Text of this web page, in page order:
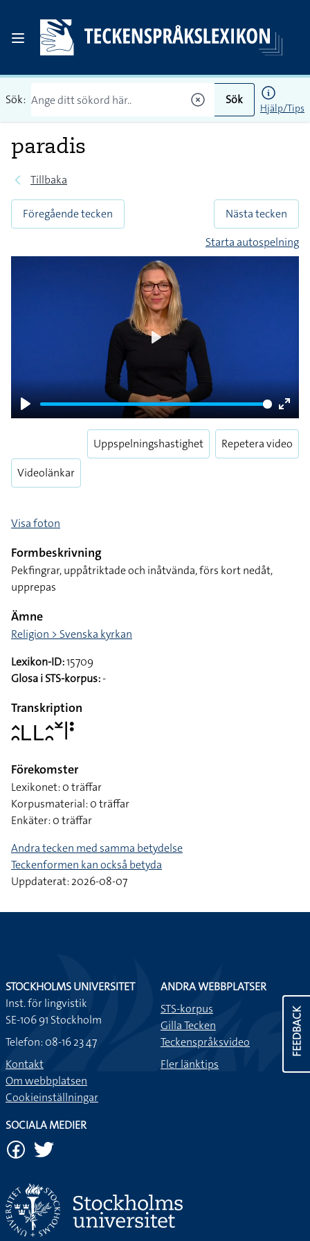
Sök: Sök
Hjälp/Tips
paradis
Tillbaka
Föregående tecken
Nästa tecken
Starta autospelning
Play
Enter
Videolänkar
Uppspelningshastighet Repetera video
Visa foton
Formbeskrivning
Pekfingrar, uppåtriktade och inåtvända, förs kort nedåt,
upprepas
Ämne
Religion > Svenska kyrkan
Lexikon-ID:15709
Glosa i STS-korpus:-
Transkription
􌤵􌥘􌥈􌥈􌤵􌥘􌥸􌥼􌥻
Förekomster
Lexikonet: 0 träffar
Korpusmaterial: 0 träffar
Enkäter: 0 träffar
Andra tecken med samma betydelse
Teckenformen kan också betyda
Uppdaterat: 2026-08-07
FEEDBACK
STOCKHOLMS UNIVERSITET
Inst. för lingvistik
SE-106 91 Stockholm
Telefon: 08-16 23 47
Kontakt
Om webbplatsen
Cookieinställningar
ANDRA WEBBPLATSER
STS-korpus
Gilla Tecken
Teckenspråksvideo
Fler länktips
SOCIALA MEDIER